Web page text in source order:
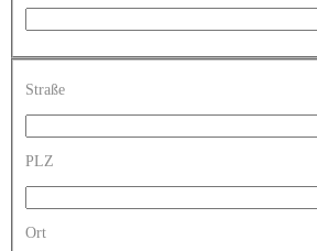
Straße
PLZ
Ort